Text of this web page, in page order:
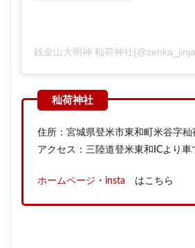
銭金山大明神 秈荷神社
住所：宮城県登米市東和町米谷字秈
アクセス：三陸道登米東和ICより車
ホームページ ・ insta はこちら